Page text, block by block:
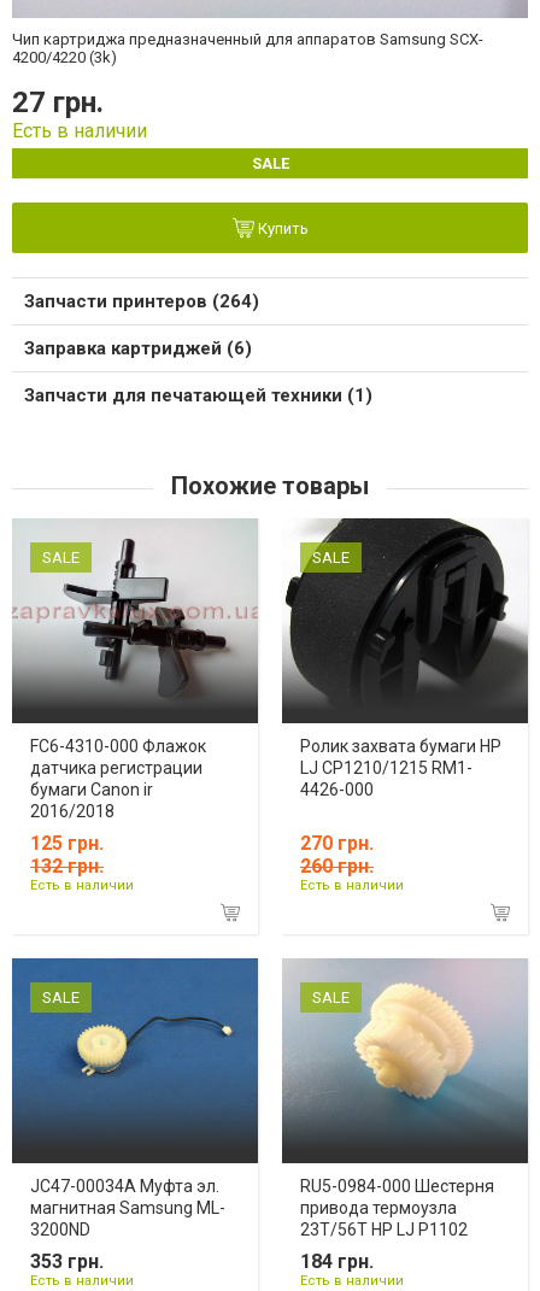
Чип картриджа предназначенный для аппаратов Samsung SCX-
4200/4220 (3k)
27 грн.
Есть в наличии
SALE
Купить
Запчасти принтеров (264)
Заправка картриджей (6)
Запчасти для печатающей техники (1)
Похожие товары
SALE
FC6-4310-000 Флажок
датчика регистрации
бумаги Canon ir
2016/2018
125 грн.
132 грн.
Есть в наличии
SALE
Ролик захвата бумаги HP
LJ CP1210/1215 RM1-
4426-000
270 грн.
260 грн.
Есть в наличии
SALE
JC47-00034A Муфта эл.
магнитная Samsung ML-
3200ND
353 грн.
Есть в наличии
SALE
RU5-0984-000 Шестерня
привода термоузла
23T/56T HP LJ Р1102
184 грн.
Есть в наличии